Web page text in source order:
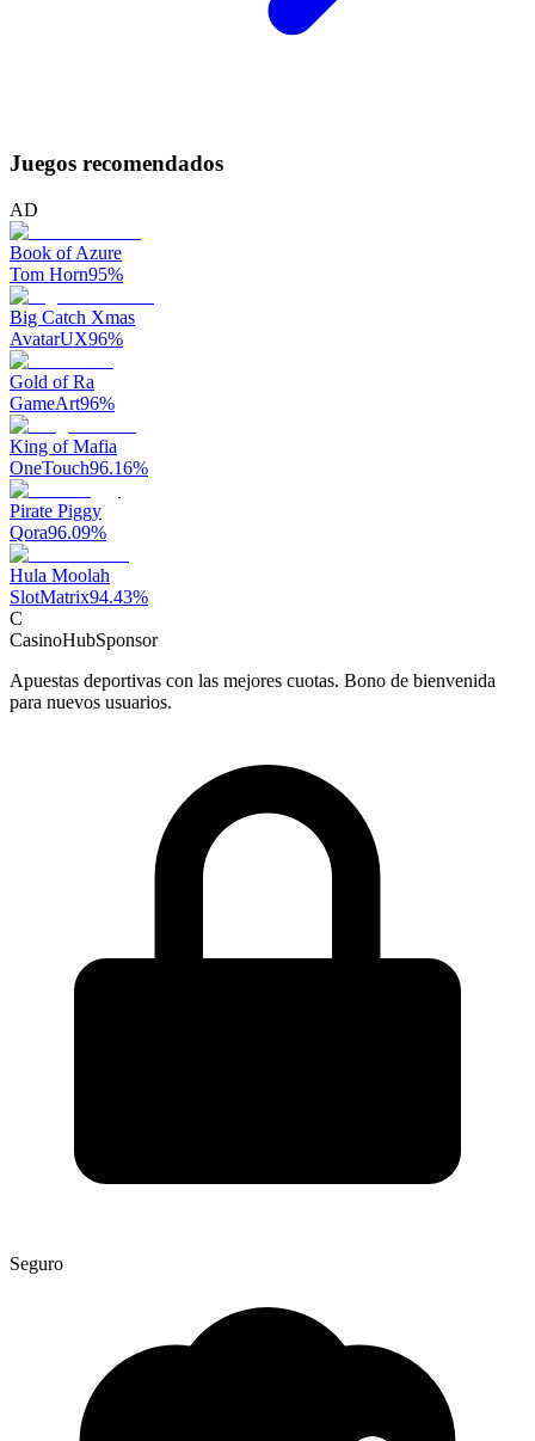
Juegos recomendados
AD
Book of Azure
Tom Horn95%
Big Catch Xmas
AvatarUX96%
Gold of Ra
GameArt96%
King of Mafia
OneTouch96.16%
Pirate Piggy
Qora96.09%
Hula Moolah
SlotMatrix94.43%
C
CasinoHubSponsor
Apuestas deportivas con las mejores cuotas. Bono de bienvenida
para nuevos usuarios.
Seguro